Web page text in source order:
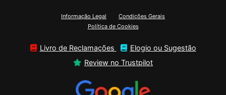
Informação Legal
Condições Gerais
Política de Cookies
Livro de Reclamações
Elogio ou Sugestão
Review no Trustpilot